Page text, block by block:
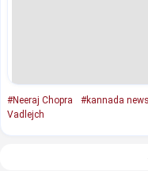
#Neeraj Chopra #kannada news
Vadlejch